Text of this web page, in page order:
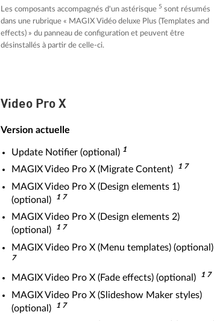
Les composants accompagnés d'un astérisque 5 sont résumés
dans une rubrique « MAGIX Vidéo deluxe Plus (Templates and
effects) » du panneau de configuration et peuvent être
désinstallés à partir de celle-ci.
Video Pro X
Version actuelle
Update Notifier (optional) 1
MAGIX Video Pro X (Migrate Content) 1 7
MAGIX Video Pro X (Design elements 1)
(optional)
1 7
MAGIX Video Pro X (Design elements 2)
(optional)
1 7
MAGIX Video Pro X (Menu templates) (optional)
7
MAGIX Video Pro X (Fade effects) (optional) 1 7
MAGIX Video Pro X (Slideshow Maker styles)
(optional)
1 7